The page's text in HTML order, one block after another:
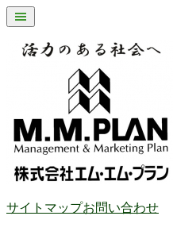
サイトマップお問い合わせ